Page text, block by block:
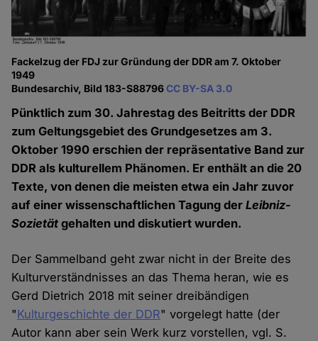
Fackelzug der FDJ zur Gründung der DDR am 7. Oktober
1949
Bundesarchiv, Bild 183-S88796CC BY-SA 3.0
Pünktlich zum 30. Jahrestag des Beitritts der DDR
zum Geltungsgebiet des Grundgesetzes am 3.
Oktober 1990 erschien der repräsentative Band zur
DDR als kulturellem Phänomen. Er enthält an die 20
Texte, von denen die meisten etwa ein Jahr zuvor
auf einer wissenschaftlichen Tagung derLeibniz-
Sozietät gehalten und diskutiert wurden.
Der Sammelband geht zwar nicht in der Breite des
Kulturverständnisses an das Thema heran, wie es
Gerd Dietrich 2018 mit seiner dreibändigen
"Kulturgeschichte der DDR" vorgelegt hatte (der
Autor kann aber sein Werk kurz vorstellen, vgl. S.